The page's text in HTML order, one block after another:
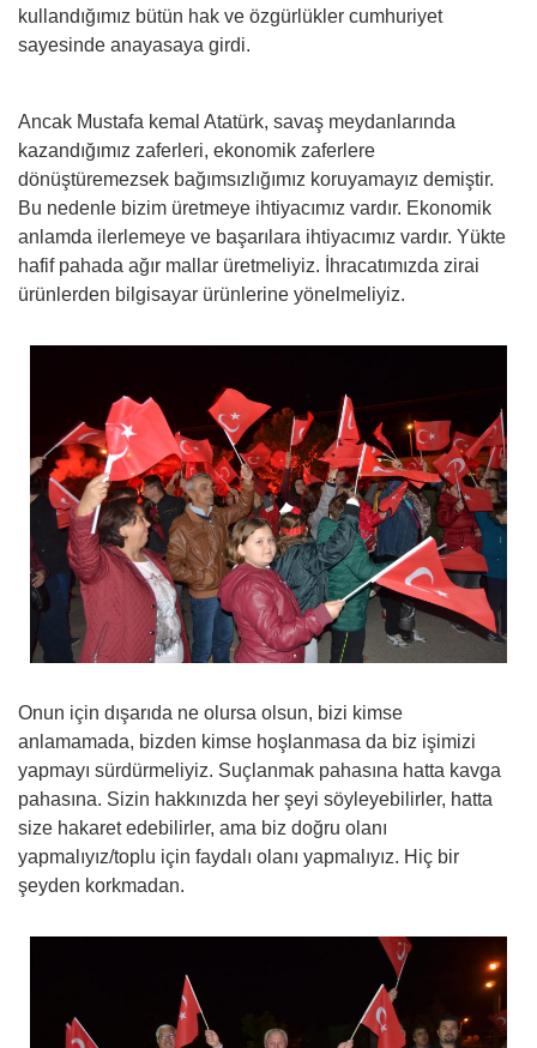
kullandığımız bütün hak ve özgürlükler cumhuriyet
sayesinde anayasaya girdi.
Ancak Mustafa kemal Atatürk, savaş meydanlarında
kazandığımız zaferleri, ekonomik zaferlere
dönüştüremezsek bağımsızlığımız koruyamayız demiştir.
Bu nedenle bizim üretmeye ihtiyacımız vardır. Ekonomik
anlamda ilerlemeye ve başarılara ihtiyacımız vardır. Yükte
hafif pahada ağır mallar üretmeliyiz. İhracatımızda zirai
ürünlerden bilgisayar ürünlerine yönelmeliyiz.
Onun için dışarıda ne olursa olsun, bizi kimse
anlamamada, bizden kimse hoşlanmasa da biz işimizi
yapmayı sürdürmeliyiz. Suçlanmak pahasına hatta kavga
pahasına. Sizin hakkınızda her şeyi söyleyebilirler, hatta
size hakaret edebilirler, ama biz doğru olanı
yapmalıyız/toplu için faydalı olanı yapmalıyız. Hiç bir
şeyden korkmadan.